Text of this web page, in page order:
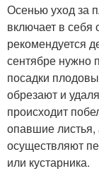
Осенью уход за
включает в
рекомендуется
сентябре нужно
посадки
обрезают и
происходит
опавшие листья,
осуществляют
или кустарника.